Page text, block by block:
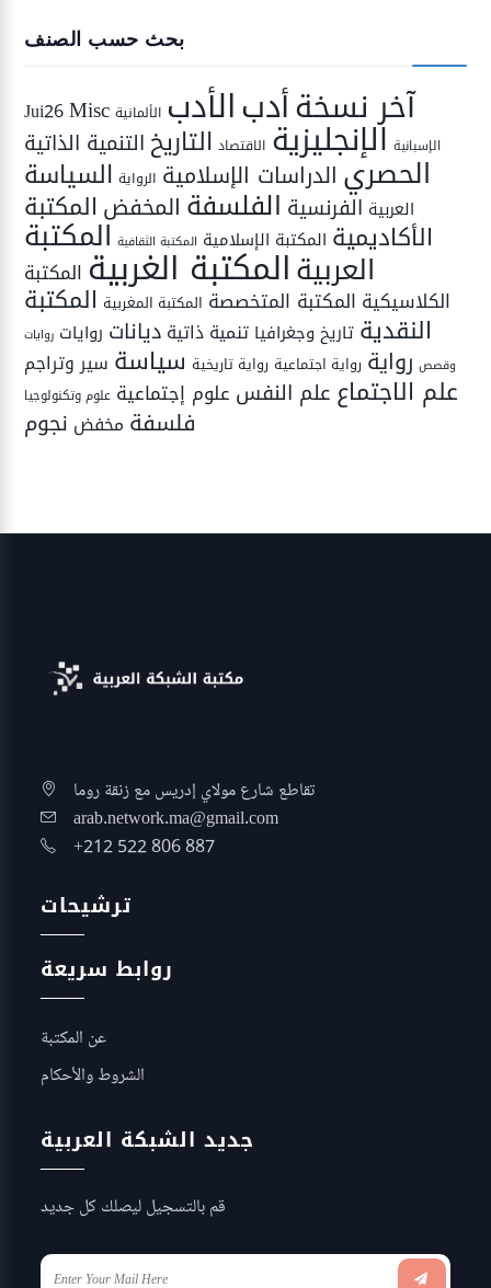
بحث حسب الصنف
Jui26Misc آخر نسخةأدبالأدب الألمانية
الإسبانية الإنجليزية الاقتصاد التاريخ التنمية الذاتية
الحصري الدراسات الإسلامية الرواية السياسة
العربية الفرنسية الفلسفة المخفض المكتبة
الأكاديمية المكتبة الإسلامية المكتبة الثقافية المكتبة
العربيةالمكتبة الغربية المكتبة
الكلاسيكية المكتبة المتخصصة المكتبة المغربية المكتبة
النقدية تاريخ وجغرافيا تنمية ذاتية ديانات روايات روايات
وقصص رواية رواية اجتماعية رواية تاريخية سياسة سير وتراجم
علم الاجتماع علم النفس علوم إجتماعية علوم وتكنولوجيا
فلسفة مخفض نجوم
تقاطع شارع مولاي إدريس مع زنقة روما
arab.network.ma@gmail.com
+212 522 806 887
ترشيحات
روابط سريعة
عن المكتبة
الشروط والأحكام
جديد الشبكة العربية
قم بالتسجيل ليصلك كل جديد